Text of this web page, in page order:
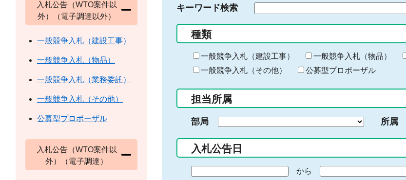
キーワード検索
る
キ
ー
ー
入
力
種類
一般競争入札（建設工事） 一般競争入札（物品）
一般競争入札（その他）
公募型プロポーザル
担当所属
部局 所属
入札公告日
から
入札公告（WTO案件以
外）（電子調達以外）
一般競争入札（建設工事）
一般競争入札（物品）
一般競争入札（業務委託）
一般競争入札（その他）
公募型プロポーザル
入札公告（WTO案件以
外）（電子調達）